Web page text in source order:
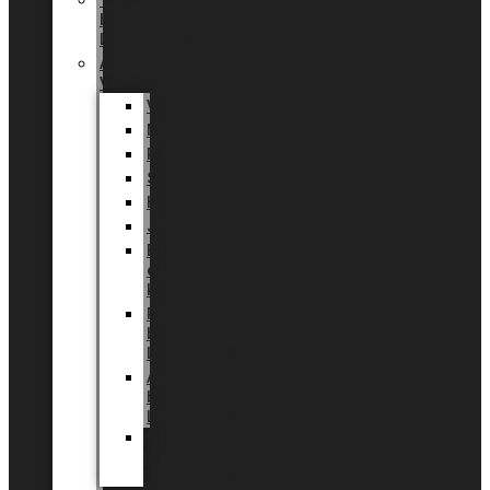
by
Added
Value
Valentin
Morsdag
Påske
Sommer
Halloween
Jul
EU
eksklusiv
kollektion
Playful
by
Africa
by